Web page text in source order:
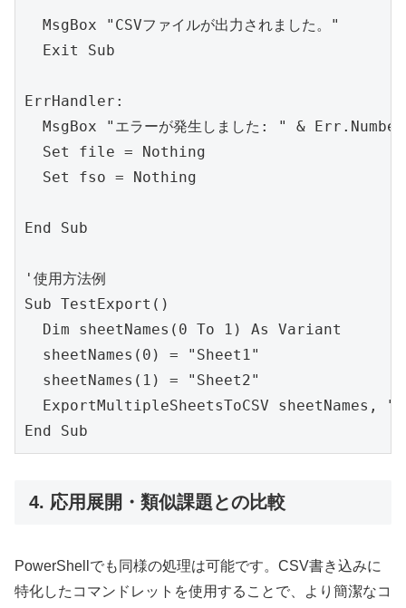
  MsgBox "CSVファイルが出力されました。"
  Exit Sub
ErrHandler:
MsgBox "エラーが発生しました: " &
  Set file = Nothing
  Set fso = Nothing
End Sub
'使用方法例
Sub TestExport()
  Dim sheetNames(0 To 1) As Variant
  sheetNames(0) = "Sheet1"
  sheetNames(1) = "Sheet2"
ExportMultipleSheetsToCSV sheetNames,
4. 応用展開・類似課題との比較
PowerShellでも同様の処理は可能です。CSV書き込みに
特化したコマンドレットを使用することで、より簡潔なコ